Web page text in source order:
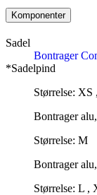
Komponenter
Sadel
Bontrager
*Sadelpind
Størrelse: XS
Bontrager
Størrelse: M
Bontrager
Størrelse: L ,